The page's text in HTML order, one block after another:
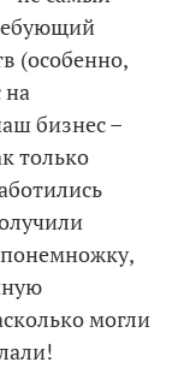
(особенно,
на
бизнес –
только
могли